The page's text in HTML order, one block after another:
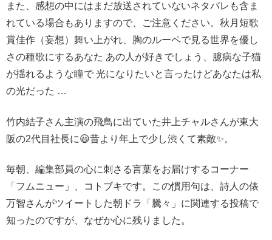
また、感想の中にはまだ放送されていないネタバレも含ま
れている場合もありますので、ご注意ください。秋月短歌
賞佳作（妄想）舞い上がれ、胸のルーペで見る世界を優し
さの種歌にするあなた あの人が好きでしょう、臆病な子猫
が揺れるような瞳で 光になりたいと言ったけどあなたは私
の光だった …
竹内結子さん主演の飛鳥に出ていた井上チャルさんが東大
阪の2代目社長に😃昔より年上で少し渋くて素敵✨。
毎朝、編集部員の心に刺さる言葉をお届けするコーナー
「フムニュー」、コトブキです。この慣用句は、詩人の俵
万智さんがツイートした朝ドラ「騰々」に関連する投稿で
知ったのですが、なぜか心に残りました。